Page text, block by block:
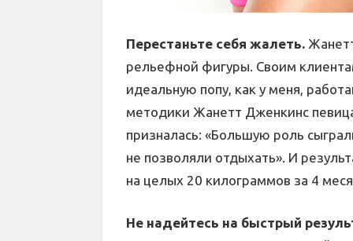
Перестаньте себя жалеть.
рельефной фигуры. Своим
идеальную попу, как у меня,
методики Жанетт Дженкинс
призналась: «Большую роль
не позволяли отдыхать». И
на целых 20 килограммов за 4
Не надейтесь на быстрый